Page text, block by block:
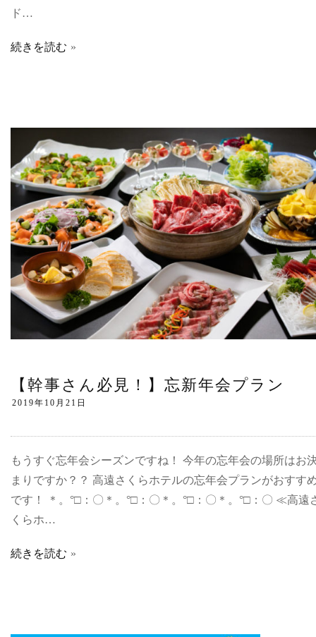
ド…
続きを読む
【幹事さん必見！】忘新年会プラン
もうすぐ忘年会シーズンですね！ 今年の忘年会の場所はお
まりですか？？ 高遠さくらホテルの忘年会プランがおすす
です！ ＊。°□：〇＊。°□：〇＊。°□：〇＊。°□：〇 ≪高遠
くらホ…
続きを読む